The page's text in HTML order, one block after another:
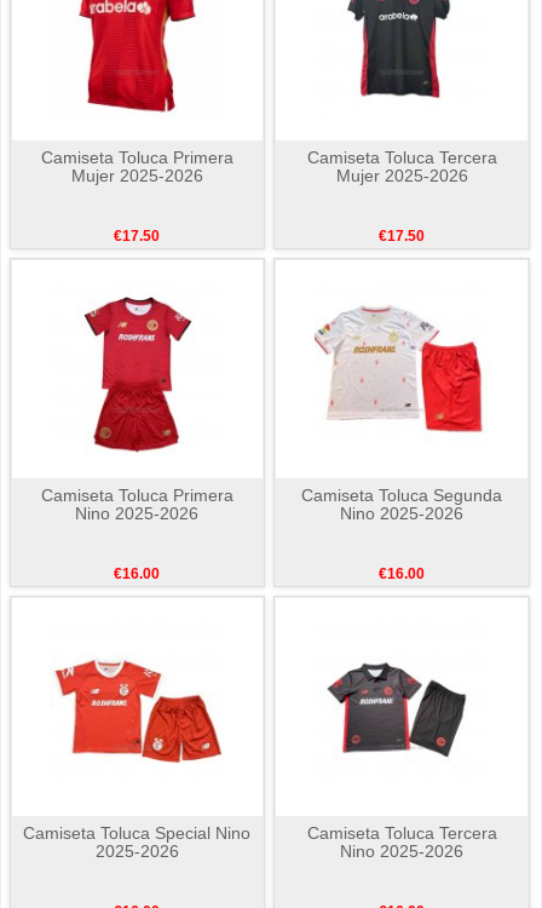
Camiseta Toluca Primera
Mujer 2025-2026
€17.50
Camiseta Toluca Tercera
Mujer 2025-2026
€17.50
Camiseta Toluca Primera
Nino 2025-2026
€16.00
Camiseta Toluca Segunda
Nino 2025-2026
€16.00
Camiseta Toluca Special Nino
2025-2026
Camiseta Toluca Tercera
Nino 2025-2026